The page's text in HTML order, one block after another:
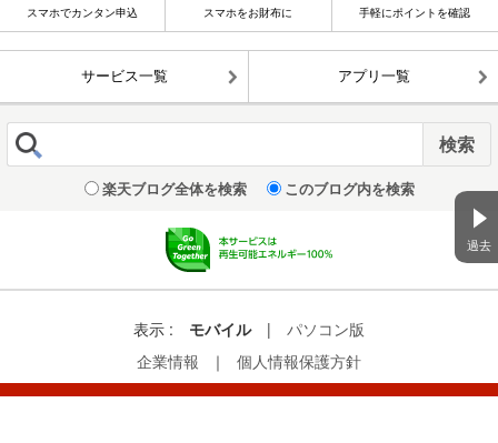
過去
スマホでカンタン申込 スマホをお財布に 手軽にポイントを確認
サービス一覧 アプリ一覧
楽天ブログ全体を検索 このブログ内を検索
表示 : モバイル |
パソコン版
企業情報
｜ 個人情報保護方針